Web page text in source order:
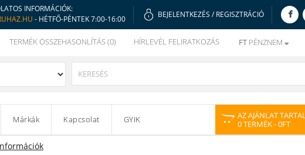
INFORMÁCIÓK:
- HÉTFŐ-PÉNTEK 7:00-16:00
BEJELENTKEZÉS / REGISZTRÁCIÓ
TERMÉK ÖSSZEHASONLÍTÁS (0) HÍRLEVÉL FELIRATKOZÁS FT PÉNZNEM
Márkák Kapcsolat GYIK
AZ AJÁNLAT
0 TERMÉK- 0FT